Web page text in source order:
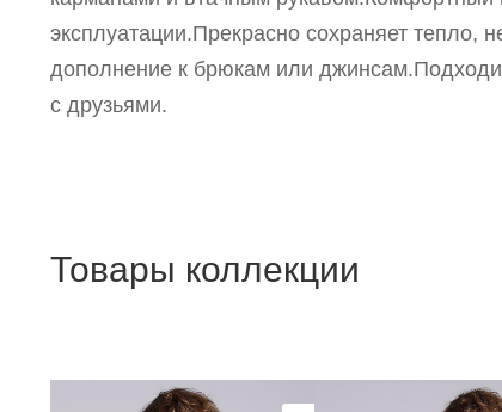
эксплуатации.Прекрасно сохраняет тепло,
дополнение к брюкам или
с друзьями.
Товары коллекции